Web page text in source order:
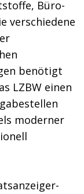
Büro-
verschiedene
benötigt
LZBW einen
moderner